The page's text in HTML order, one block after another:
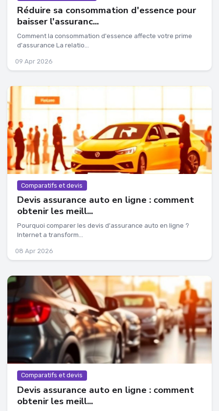
Réduire sa consommation d'essence pour
baisser l'assuranc...
Comment la consommation d'essence affecte votre prime
d'assurance La relatio...
09 Apr 2026
Comparatifs et devis
Devis assurance auto en ligne : comment
obtenir les meill...
Pourquoi comparer les devis d'assurance auto en ligne ?
Internet a transform...
08 Apr 2026
Comparatifs et devis
Devis assurance auto en ligne : comment
obtenir les meill...